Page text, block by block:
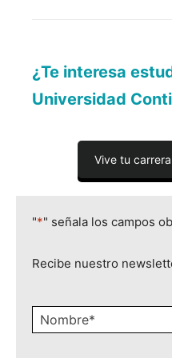
¿Te interesa
Universidad
Vive tu